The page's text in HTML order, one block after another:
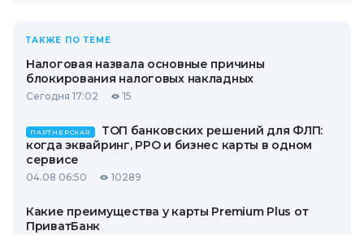
ТАКЖЕ ПО ТЕМЕ
Налоговая назвала основные причины
блокирования налоговых накладных
Сегодня 17:02 15
ПАРТНЕРСКАЯ
ТОП банковских решений для ФЛП:
когда эквайринг, РРО и бизнес карты в одном
сервисе
04.08 06:50 10289
Какие преимущества у карты Premium Plus от
ПриватБанк